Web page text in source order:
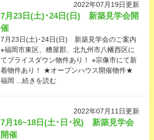
2022年07月19日更新
7月23日(土)･24日(日) 新築見学会開
催
7月23日(土)･24日(日) 新築見学会のご案内
※福岡市東区、糟屋郡、北九州市八幡西区に
てプライスダウン物件あり！ ※宗像市にて新
着物件あり！ ★オープンハウス開催物件★
福岡 ...続きを読む
2022年07月11日更新
7月16~18日(土･日･祝) 新築見学会
開催